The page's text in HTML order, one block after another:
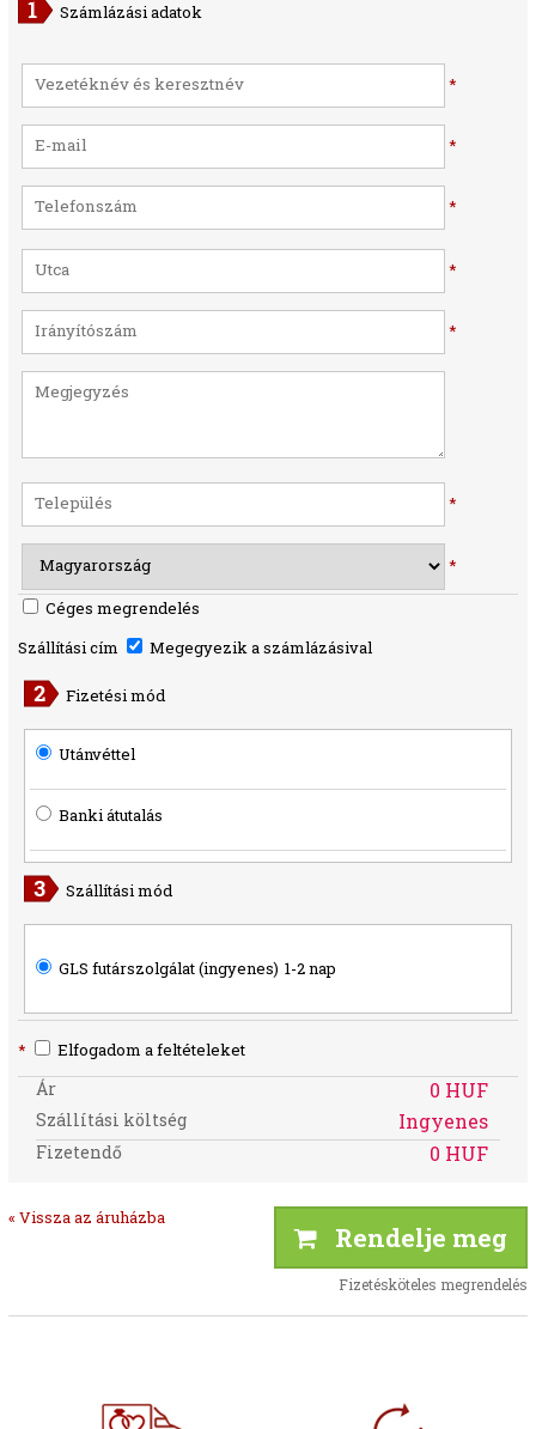
Számlázási adatok
*
*
*
*
*
*
*
Céges megrendelés
Szállítási cím
Megegyezik a számlázásival
Fizetési mód
Utánvéttel
Banki átutalás
Szállítási mód
GLS futárszolgálat (ingyenes) 1-2 nap
* Elfogadom a feltételeket
Ár 0 HUF
Szállítási költség Ingyenes
Fizetendő 0 HUF
« Vissza az áruházba
Rendelje meg
Fizetésköteles megrendelés